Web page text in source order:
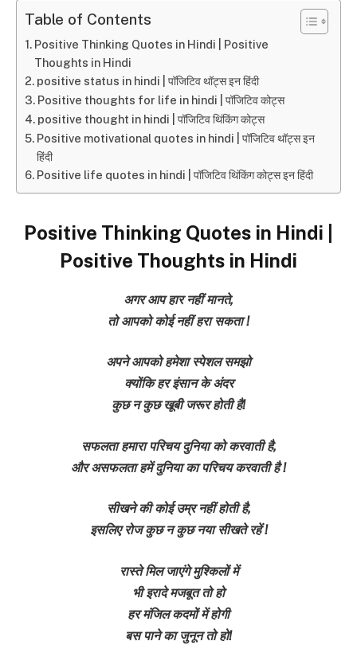
Table of Contents
Positive Thinking Quotes in Hindi | Positive
Thoughts in Hindi
positive status in hindi | पॉजिटिव थॉट्स इन हिंदी
Positive thoughts for life in hindi | पॉजिटिव कोट्स
positive thought in hindi | पॉजिटिव थिंकिंग कोट्स
Positive motivational quotes in hindi | पॉजिटिव थॉट्स इन
हिंदी
Positive life quotes in hindi | पॉजिटिव थिंकिंग कोट्स इन हिंदी
Positive Thinking Quotes in Hindi |
Positive Thoughts in Hindi
अगर आप हार नहीं मानते,
तो आपको कोई नहीं हरा सकता !
अपने आपको हमेशा स्पेशल समझो
क्योंकि हर इंसान के अंदर
कुछ न कुछ खूबी जरूर होती है!
सफलता हमारा परिचय दुनिया को करवाती है,
और असफलता हमें दुनिया का परिचय करवाती है !
सीखने की कोई उम्र नहीं होती है,
इसलिए रोज कुछ न कुछ नया सीखते रहें !
रास्ते मिल जाएंगे मुश्किलों में
भी इरादे मजबूत तो हो
हर मंजिल कदमों में होगी
बस पाने का जुनून तो हो!